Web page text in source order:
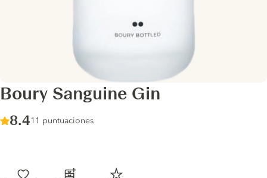
Boury Sanguine Gin
Score :
8.4/ 10
11 puntuaciones